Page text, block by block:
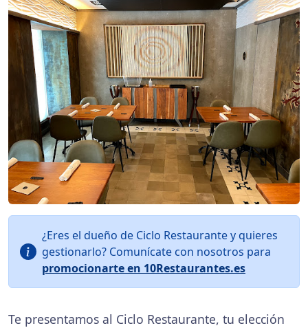
¿Eres el dueño de Ciclo Restaurante y quieres
gestionarlo? Comunícate con nosotros para
promocionarte en 10Restaurantes.es
Te presentamos al Ciclo Restaurante, tu elección